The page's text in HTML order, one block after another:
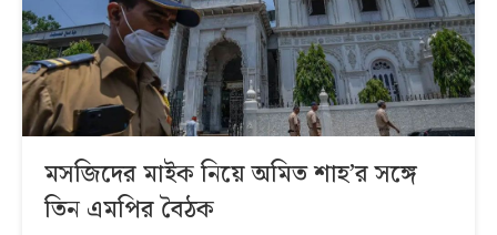
মসজিদের মাইক নিয়ে অমিত শাহ’র সঙ্গে
তিন এমপির বৈঠক